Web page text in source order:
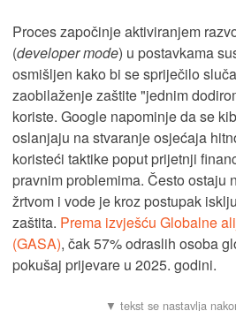
Proces započinje aktiviranjem
(developer mode) u postavkama
osmišljen kako bi se spriječilo
zaobilaženje zaštite "jednim
koriste. Google napominje da se
oslanjaju na stvaranje osjećaja
koristeći taktike poput prijetnji
pravnim problemima. Često ostaju
žrtvom i vode je kroz postupak
zaštita. Prema izvješću Globalne
(GASA), čak 57% odraslih osoba
pokušaj prijevare u 2025. godini.